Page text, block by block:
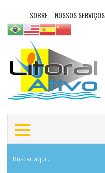
SOBRE NOSSOS SERVIÇOS